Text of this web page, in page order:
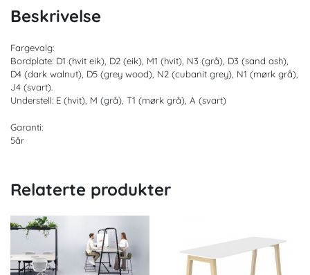
Beskrivelse
Fargevalg:
Bordplate: D1 (hvit eik), D2 (eik), M1 (hvit), N3 (grå), D3 (sand ash),
D4 (dark walnut), D5 (grey wood), N2 (cubanit grey), N1 (mørk grå),
J4 (svart).
Understell: E (hvit), M (grå), T1 (mørk grå), A (svart)
Garanti:
5år
Relaterte produkter